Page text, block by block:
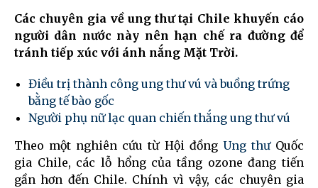
Các chuyên gia về ung thư tại Chile khuyến cáo
người dân nước này nên hạn chế ra đường để
tránh tiếp xúc với ánh nắng Mặt Trời.
Điều trị thành công ung thư vú và buồng trứng
bằng tế bào gốc
Người phụ nữ lạc quan chiến thắng ung thư vú
Theo một nghiên cứu từ Hội đồng Ung thưQuốc
gia Chile, các lỗ hổng của tầng ozone đang tiến
gần hơn đến Chile. Chính vì vậy, các chuyên gia